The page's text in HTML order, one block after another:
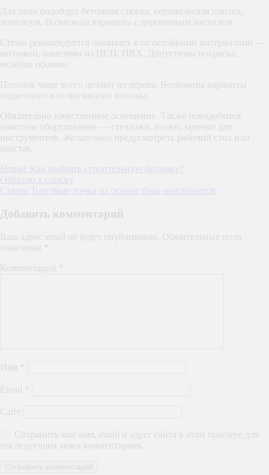
Для пола подойдут бетонная стяжка, керамическая плитка,
линолеум. Возможны варианты с деревянным настилом.
Стены рекомендуется обшивать влагостойкими материалами —
вагонкой, панелями из ЦСП, ПВХ. Допустимы покраска,
оклейка обоями.
Потолок чаще всего делают из дерева. Возможны варианты
подвесного или натяжного потолка.
Обязательно качественное освещение. Также понадобится
навесное оборудование — стеллажи, полки, крючки для
инструментов. Желательно предусмотреть рабочий стол или
верстак.
Новые Как выбрать строительную бытовку?
Обратно к списку
Старее Торговые точки на основе блок-контейнеров
Добавить комментарий
Ваш адрес email не будет опубликован.
Обязательные поля
помечены
Комментарий
Имя
Email
Сайт
Сохранить моё имя, email и адрес сайта в этом браузере для
последующих моих комментариев.